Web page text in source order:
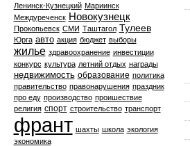
Ленинск-Кузнецкий Мариинск
Междуреченск Новокузнецк
Прокопьевск СМИ Таштагол Тулеев
Юрга авто акция бюджет выборы
жилье здравоохранение инвестиции
конкурс культура летний отдых награды
недвижимость образование политика
правительство правонарушения праздник
про еду производство проишествие
религия спорт строительство транспорт
франт шахты школа экология
экономика